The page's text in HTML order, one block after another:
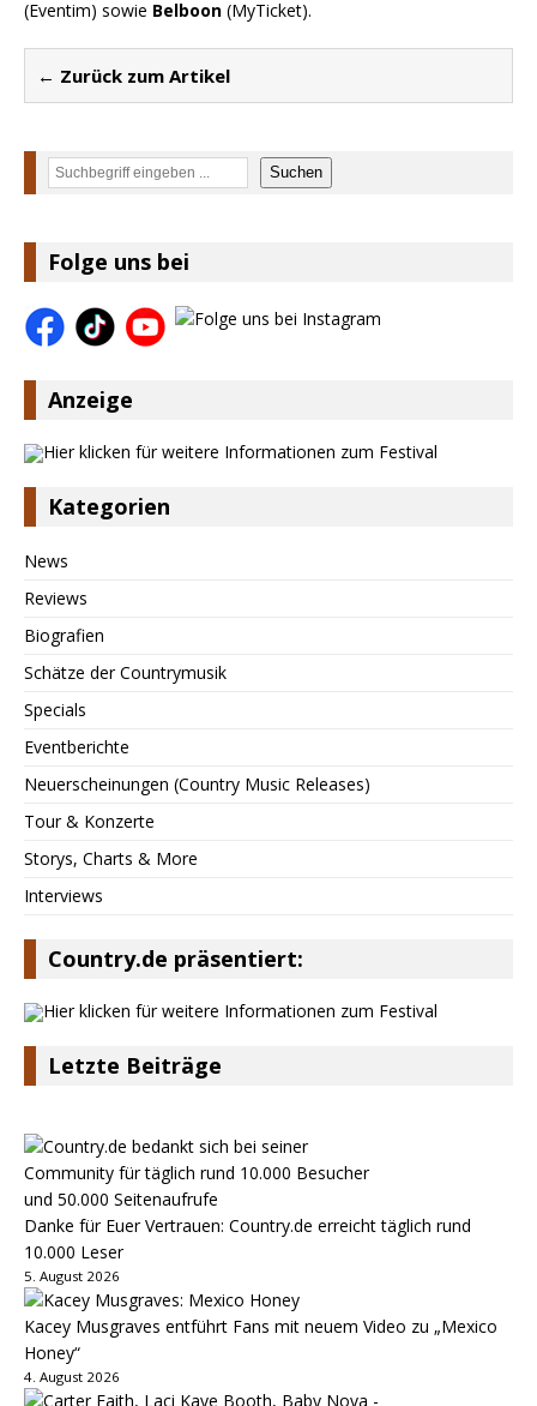
(Eventim) sowie Belboon (MyTicket).
← Zurück zum Artikel
Suchen Suchen
Folge uns bei
Anzeige
Kategorien
News
Reviews
Biografien
Schätze der Countrymusik
Specials
Eventberichte
Neuerscheinungen (Country Music Releases)
Tour & Konzerte
Storys, Charts & More
Interviews
Country.de präsentiert:
Letzte Beiträge
Danke für Euer Vertrauen: Country.de erreicht täglich rund
10.000 Leser
5. August 2026
Kacey Musgraves entführt Fans mit neuem Video zu „Mexico
Honey“
4. August 2026